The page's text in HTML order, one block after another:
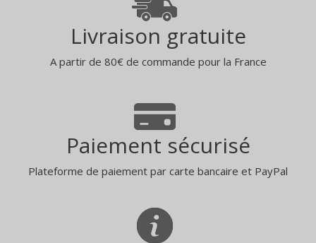
Livraison gratuite
A partir de 80€ de commande pour la France
Paiement sécurisé
Plateforme de paiement par carte bancaire et PayPal